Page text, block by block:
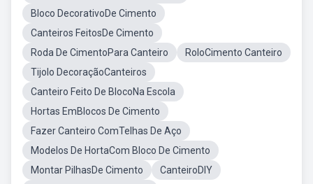
Bloco DecorativoDe Cimento
Canteiros FeitosDe Cimento
Roda De CimentoPara Canteiro
RoloCimento Canteiro
Tijolo DecoraçãoCanteiros
Canteiro Feito De BlocoNa Escola
Hortas EmBlocos De Cimento
Fazer Canteiro ComTelhas De Aço
Modelos De HortaCom Bloco De Cimento
Montar PilhasDe Cimento
CanteiroDIY